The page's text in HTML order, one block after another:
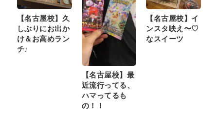
【名古屋校】久
しぶりにお出か
け＆お高めラン
チ♪
【名古屋校】最
近流行ってる、
ハマってるも
の！！
【名古屋校】イ
ンスタ映え〜♡
なスイーツ